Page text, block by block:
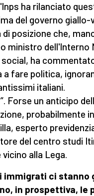
ha rilanciato
del governo giallo-
di posizione che,
ministro dell'Interno
social, ha
a fare politica,
italiani.
Forse un anticipo
probabilmente
esperto
del centro studi
vicino alla Lega.
immigrati ci stanno
in prospettiva, le